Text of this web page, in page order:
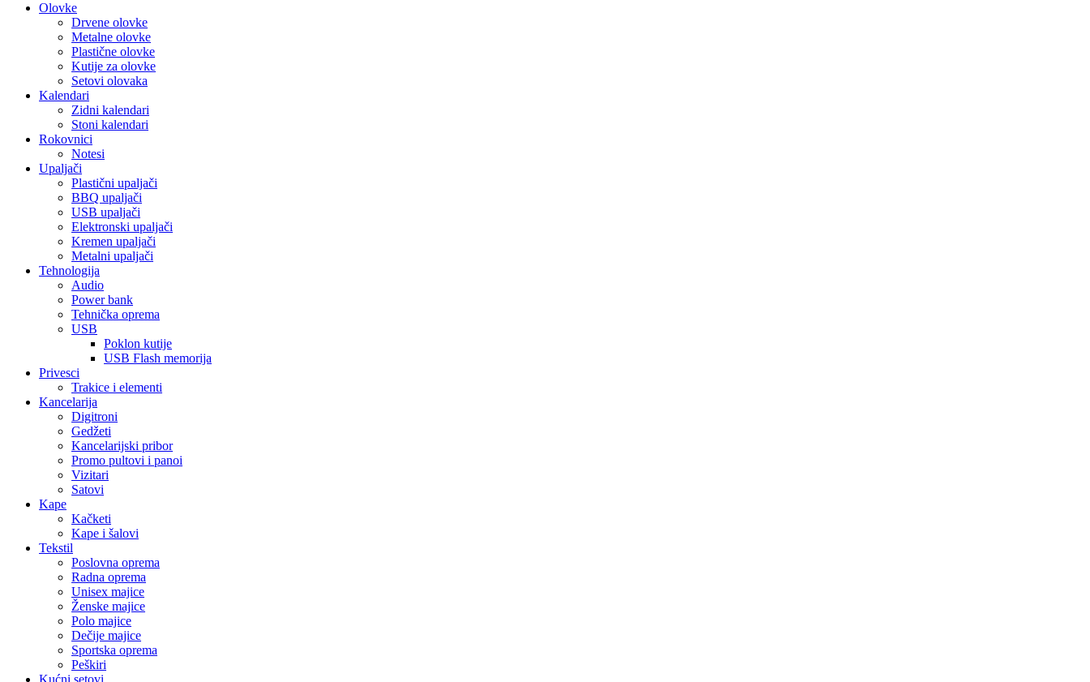
Olovke
Drvene olovke
Metalne olovke
Plastične olovke
Kutije za olovke
Setovi olovaka
Kalendari
Zidni kalendari
Stoni kalendari
Rokovnici
Notesi
Upaljači
Plastični upaljači
BBQ upaljači
USB upaljači
Elektronski upaljači
Kremen upaljači
Metalni upaljači
Tehnologija
Audio
Power bank
Tehnička oprema
USB
Poklon kutije
USB Flash memorija
Privesci
Trakice i elementi
Kancelarija
Digitroni
Gedžeti
Kancelarijski pribor
Promo pultovi i panoi
Vizitari
Satovi
Kape
Kačketi
Kape i šalovi
Tekstil
Poslovna oprema
Radna oprema
Unisex majice
Ženske majice
Polo majice
Dečije majice
Sportska oprema
Peškiri